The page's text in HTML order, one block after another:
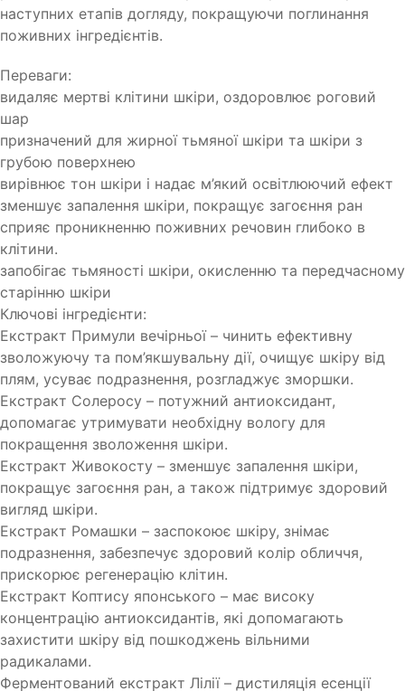
наступних етапів догляду, покращуючи поглинання
поживних інгредієнтів.
Переваги:
видаляє мертві клітини шкіри, оздоровлює роговий
шар
призначений для жирної тьмяної шкіри та шкіри з
грубою поверхнею
вирівнює тон шкіри і надає м’який освітлюючий ефект
зменшує запалення шкіри, покращує загоєння ран
сприяє проникненню поживних речовин глибоко в
клітини.
запобігає тьмяності шкіри, окисленню та передчасному
старінню шкіри
Ключові інгредієнти:
Екстракт Примули вечірньої – чинить ефективну
зволожуючу та пом’якшувальну дії, очищує шкіру від
плям, усуває подразнення, розгладжує зморшки.
Екстракт Солеросу – потужний антиоксидант,
допомагає утримувати необхідну вологу для
покращення зволоження шкіри.
Екстракт Живокосту – зменшує запалення шкіри,
покращує загоєння ран, а також підтримує здоровий
вигляд шкіри.
Екстракт Ромашки – заспокоює шкіру, знімає
подразнення, забезпечує здоровий колір обличчя,
прискорює регенерацію клітин.
Екстракт Коптису японського – має високу
концентрацію антиоксидантів, які допомагають
захистити шкіру від пошкоджень вільними
радикалами.
Ферментований екстракт Лілії – дистиляція есенції